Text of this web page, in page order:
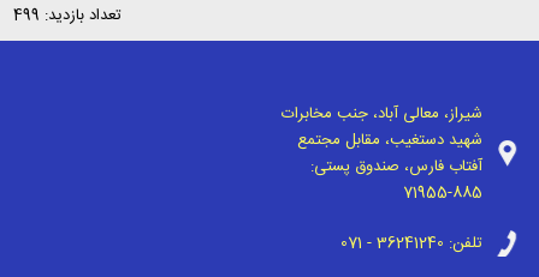
تعداد بازدید: 499
شیراز، معالی آباد، جنب مخابرات
شهید دستغیب، مقابل مجتمع
آفتاب فارس، صندوق پستی:
71955-885
تلفن: 071 - 36241240